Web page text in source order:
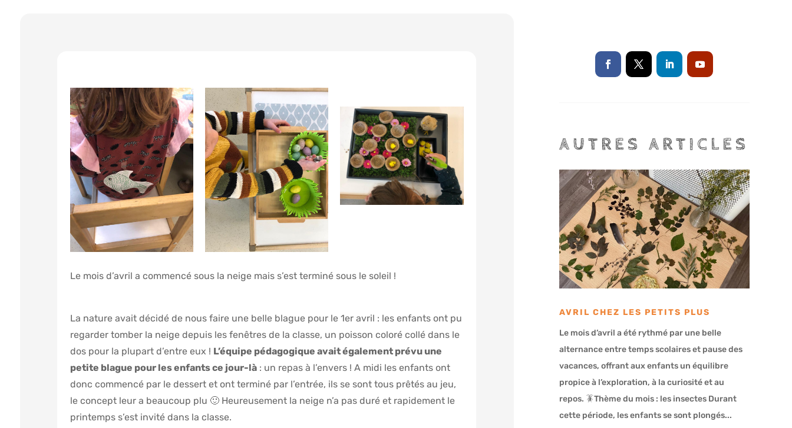
Le mois d’avril a commencé sous la neige mais s’est terminé sous le soleil !
La nature avait décidé de nous faire une belle blague pour le 1er avril : les enfants ont pu
regarder tomber la neige depuis les fenêtres de la classe, un poisson coloré collé dans le
dos pour la plupart d’entre eux ! L’équipe pédagogique avait également prévu une
petite blague pour les enfants ce jour-là: un repas à l’envers ! A midi les enfants ont
donc commencé par le dessert et ont terminé par l’entrée, ils se sont tous prêtés au jeu,
le concept leur a beaucoup plu 🙂 Heureusement la neige n’a pas duré et rapidement le
printemps s’est invité dans la classe.
AUTRES ARTICLES
AVRIL CHEZ LES PETITS PLUS
Le mois d’avril a été rythmé par une belle
alternance entre temps scolaires et pause des
vacances, offrant aux enfants un équilibre
propice à l’exploration, à la curiosité et au
repos. 🪳Thème du mois : les insectes Durant
cette période, les enfants se sont plongés...